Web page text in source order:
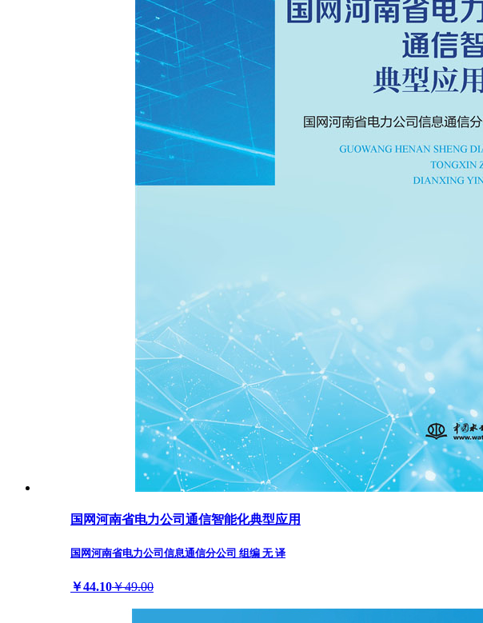
国网河南省电力公司通信智能化典型应用
国网河南省电力公司信息通信分公司 组编 无 译
￥44.10￥49.00